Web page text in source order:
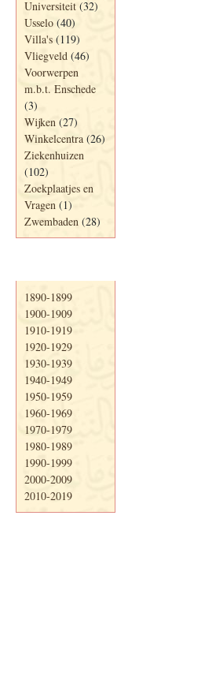
Universiteit (32)
Usselo (40)
Villa's (119)
Vliegveld (46)
Voorwerpen
m.b.t. Enschede
(3)
Wijken (27)
Winkelcentra (26)
Ziekenhuizen
(102)
Zoekplaatjes en
Vragen (1)
Zwembaden (28)
1890-1899
1900-1909
1910-1919
1920-1929
1930-1939
1940-1949
1950-1959
1960-1969
1970-1979
1980-1989
1990-1999
2000-2009
2010-2019